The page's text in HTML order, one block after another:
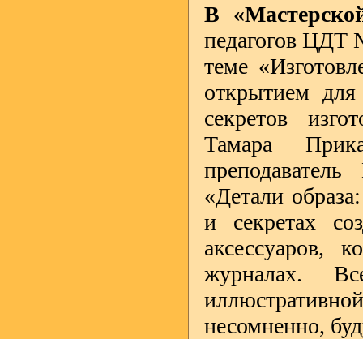
В
педагогов
теме
открытием
секретов
Тамара
«Детали
и секретах
аксессуаров,
журналах.
несомненно,